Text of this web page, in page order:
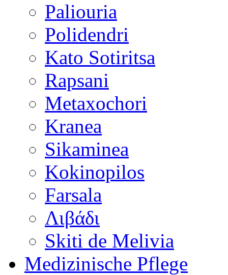
Paliouria
Polidendri
Kato Sotiritsa
Rapsani
Metaxochori
Kranea
Sikaminea
Kokinopilos
Farsala
Λιβάδι
Skiti de Melivia
Medizinische Pflege